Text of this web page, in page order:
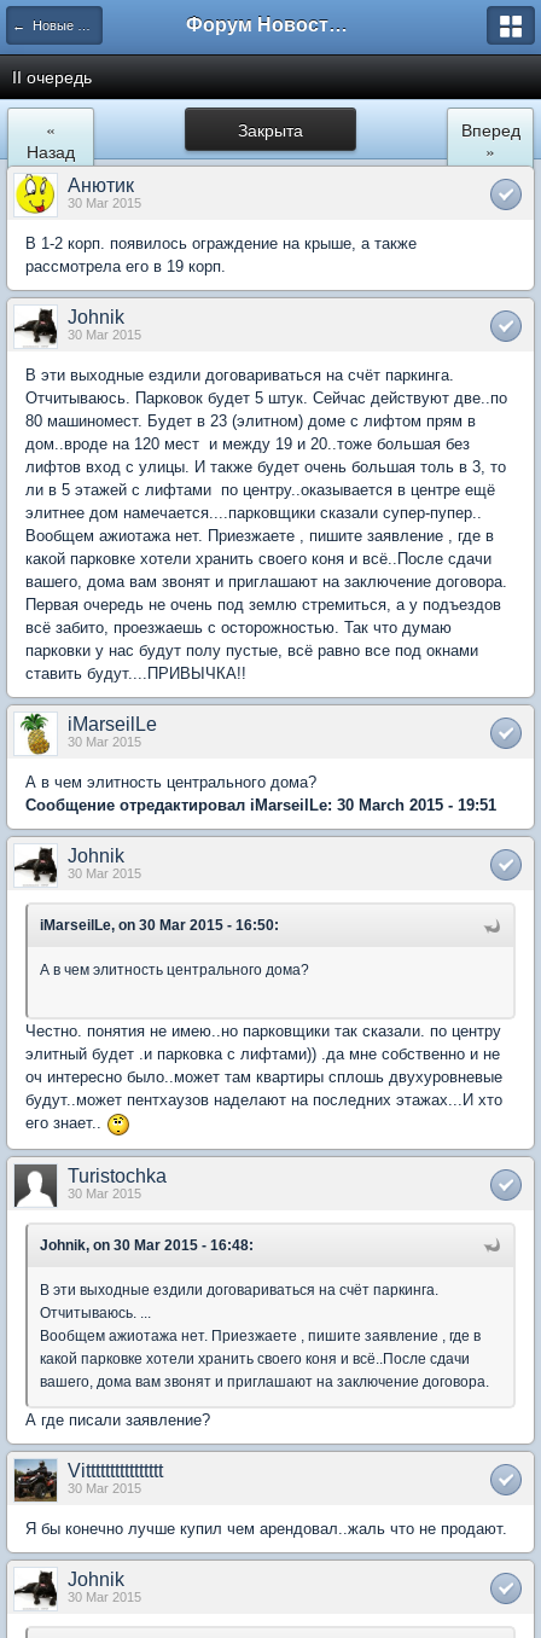
← Новые Водники Форум Новостройки
II очередь
Закрыта
«
Назад
Вперед
»
Анютик
30 Mar 2015
В 1-2 корп. появилось ограждение на крыше, а также
рассмотрела его в 19 корп.
Johnik
30 Mar 2015
В эти выходные ездили договариваться на счёт паркинга.
Отчитываюсь. Парковок будет 5 штук. Сейчас действуют две..по
80 машиномест. Будет в 23 (элитном) доме с лифтом прям в
дом..вроде на 120 мест и между 19 и 20..тоже большая без
лифтов вход с улицы. И также будет очень большая толь в 3, то
ли в 5 этажей с лифтами по центру..оказывается в центре ещё
элитнее дом намечается....парковщики сказали супер-пупер..
Вообщем ажиотажа нет. Приезжаете , пишите заявление , где в
какой парковке хотели хранить своего коня и всё..После сдачи
вашего, дома вам звонят и приглашают на заключение договора.
Первая очередь не очень под землю стремиться, а у подъездов
всё забито, проезжаешь с осторожностью. Так что думаю
парковки у нас будут полу пустые, всё равно все под окнами
ставить будут....ПРИВЫЧКА!!
iMarseilLe
30 Mar 2015
А в чем элитность центрального дома?
Сообщение отредактировал iMarseilLe: 30 March 2015 - 19:51
Johnik
30 Mar 2015
iMarseilLe, on 30 Mar 2015 - 16:50:
А в чем элитность центрального дома?
Честно. понятия не имею..но парковщики так сказали. по центру
элитный будет .и парковка с лифтами)) .да мне собственно и не
оч интересно было..может там квартиры сплошь двухуровневые
будут..может пентхаузов наделают на последних этажах...И хто
его знает..
Turistochka
30 Mar 2015
Johnik, on 30 Mar 2015 - 16:48:
В эти выходные ездили договариваться на счёт паркинга.
Отчитываюсь. ...
Вообщем ажиотажа нет. Приезжаете , пишите заявление , где в
какой парковке хотели хранить своего коня и всё..После сдачи
вашего, дома вам звонят и приглашают на заключение договора.
А где писали заявление?
Vitttttttttttttttt
30 Mar 2015
Я бы конечно лучше купил чем арендовал..жаль что не продают.
Johnik
30 Mar 2015